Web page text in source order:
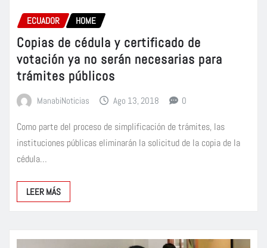
ECUADOR HOME
Copias de cédula y certificado de
votación ya no serán necesarias para
trámites públicos
ManabiNoticias Ago 13, 2018 0
Como parte del proceso de simplificación de trámites, las
instituciones públicas eliminarán la solicitud de la copia de la
cédula…
LEER MÁS